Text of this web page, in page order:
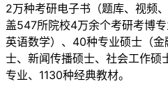
2万种考研电子书（题库、视频
盖547所院校4万余个考研考博
英语数学）、40种专业硕士（
士、新闻传播硕士、社会工作硕
专业、1130种经典教材。